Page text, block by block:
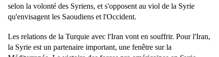
selon la volonté des Syriens, et s'opposent au viol de la Syrie
qu'envisagent les Saoudiens et l'Occident.
Les relations de la Turquie avec l'Iran vont en souffrir. Pour l'Iran,
la Syrie est un partenaire important, une fenêtre sur la